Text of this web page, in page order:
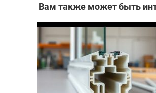
Вам также может быть